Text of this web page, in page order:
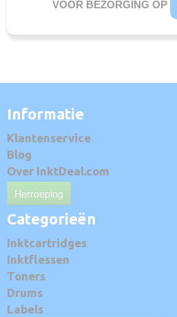
VOOR BEZORGING OP
Informatie
Klantenservice
Blog
Over InktDeal.com
Herroeping
Categorieën
Inktcartridges
Inktflessen
Toners
Drums
Labels